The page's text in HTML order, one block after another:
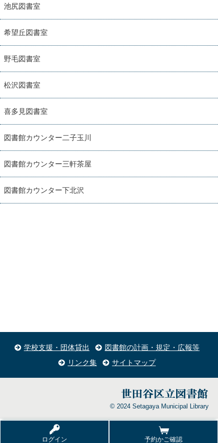
ログイン 予約かご確認
池尻図書室
希望丘図書室
野毛図書室
松沢図書室
喜多見図書室
図書館カウンター二子玉川
図書館カウンター三軒茶屋
図書館カウンター下北沢
学校支援・団体貸出
図書館の計画・規定・広報等
リンク集
サイトマップ
© 2024 Setagaya Municipal Library